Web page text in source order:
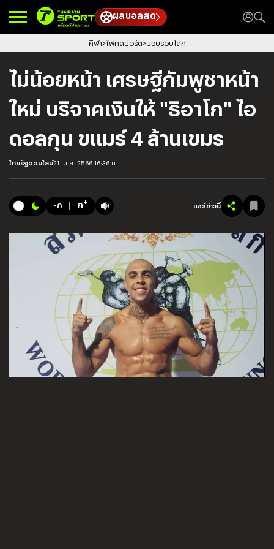
ผลบอลสด
กีฬา ไฟท์สปอร์ต มวยรอบโลก
ไม่น้อยหน้า เศรษฐีกัมพูชาหน้า
ใหม่ บริจาคเงินให้ "ธิอาโก" ไอ
ดอลกุน ขแมร์ 4 ล้านเขมร
ไทยรัฐออนไลน์21 เม.ย. 2566 16:36 น.
-ก ก+ แชร์ข่าวนี้